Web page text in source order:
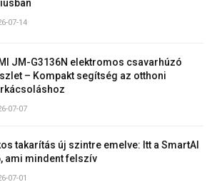
07-14
JM-G3136N elektromos csavarhúzó
– Kompakt segítség az otthoni
07-07
takarítás új szintre emelve: Itt a SmartAI
ami mindent felszív
07-01